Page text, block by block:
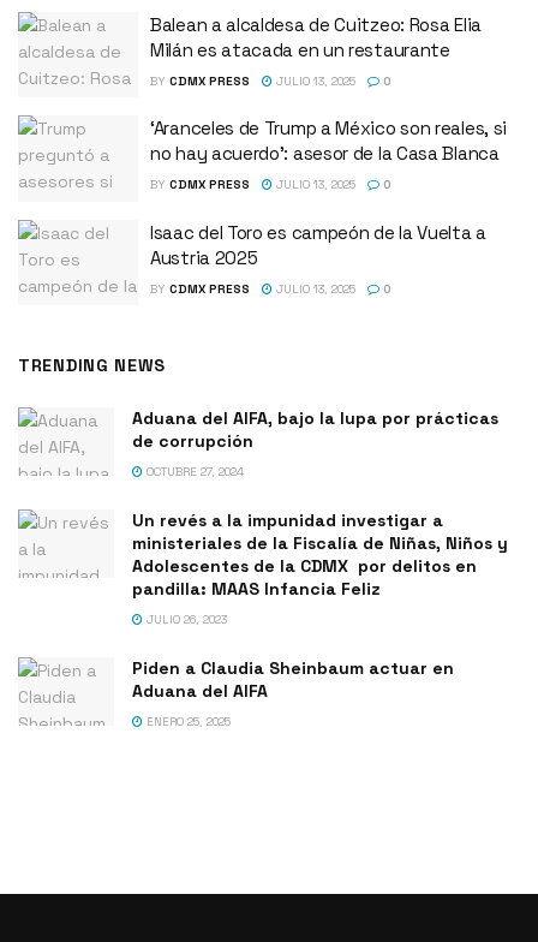
Balean a alcaldesa de Cuitzeo: Rosa Elia
Milán es atacada en un restaurante
BY CDMX PRESS JULIO 13, 2025 0
‘Aranceles de Trump a México son reales, si
no hay acuerdo’: asesor de la Casa Blanca
BY CDMX PRESS JULIO 13, 2025 0
Isaac del Toro es campeón de la Vuelta a
Austria 2025
BY CDMX PRESS JULIO 13, 2025 0
TRENDING NEWS
Aduana del AIFA, bajo la lupa por prácticas
de corrupción
OCTUBRE 27, 2024
Un revés a la impunidad investigar a
ministeriales de la Fiscalía de Niñas, Niños y
Adolescentes de la CDMX por delitos en
pandilla: MAAS Infancia Feliz
JULIO 26, 2023
Piden a Claudia Sheinbaum actuar en
Aduana del AIFA
ENERO 25, 2025